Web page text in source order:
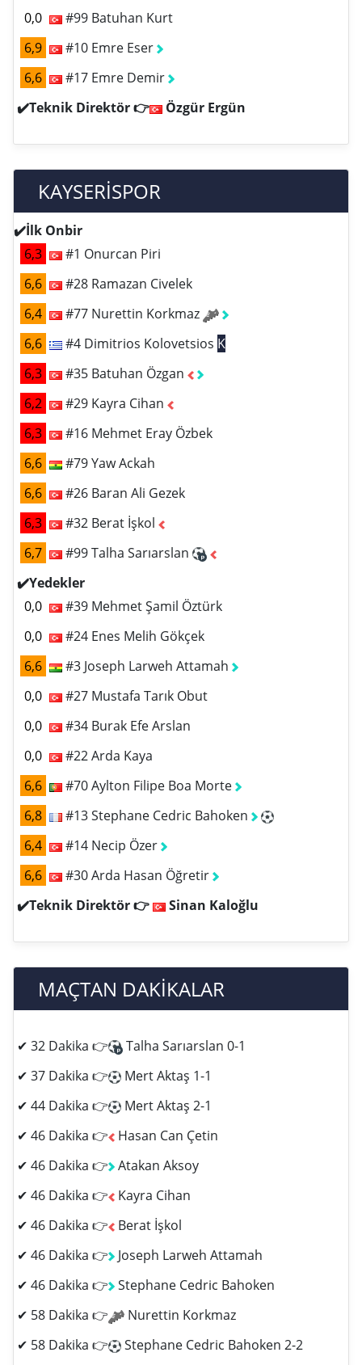
0,0
#99 Batuhan Kurt
6,9
#10 Emre Eser
6,6
#17 Emre Demir
✔️Teknik Direktör 👉
Özgür Ergün
KAYSERİSPOR
✔️İlk Onbir
6,3
#1 Onurcan Piri
6,6
#28 Ramazan Civelek
6,4
#77 Nurettin Korkmaz
6,6
#4 Dimitrios Kolovetsios K
6,3
#35 Batuhan Özgan
6,2
#29 Kayra Cihan
6,3
#16 Mehmet Eray Özbek
6,6
#79 Yaw Ackah
6,6
#26 Baran Ali Gezek
6,3
#32 Berat İşkol
6,7
#99 Talha Sarıarslan
✔️Yedekler
0,0
#39 Mehmet Şamil Öztürk
0,0
#24 Enes Melih Gökçek
6,6
#3 Joseph Larweh Attamah
0,0
#27 Mustafa Tarık Obut
0,0
#34 Burak Efe Arslan
0,0
#22 Arda Kaya
6,6
#70 Aylton Filipe Boa Morte
6,8
#13 Stephane Cedric Bahoken
6,4
#14 Necip Özer
6,6
#30 Arda Hasan Öğretir
✔️Teknik Direktör 👉
Sinan Kaloğlu
MAÇTAN DAKİKALAR
✔ 32 Dakika 👉
Talha Sarıarslan 0-1
✔ 37 Dakika 👉
Mert Aktaş 1-1
✔ 44 Dakika 👉
Mert Aktaş 2-1
✔ 46 Dakika 👉
Hasan Can Çetin
✔ 46 Dakika 👉 Atakan Aksoy
✔ 46 Dakika 👉
Kayra Cihan
✔ 46 Dakika 👉
Berat İşkol
✔ 46 Dakika 👉 Joseph Larweh Attamah
✔ 46 Dakika 👉 Stephane Cedric Bahoken
✔ 58 Dakika 👉
Nurettin Korkmaz
✔ 58 Dakika 👉
Stephane Cedric Bahoken 2-2